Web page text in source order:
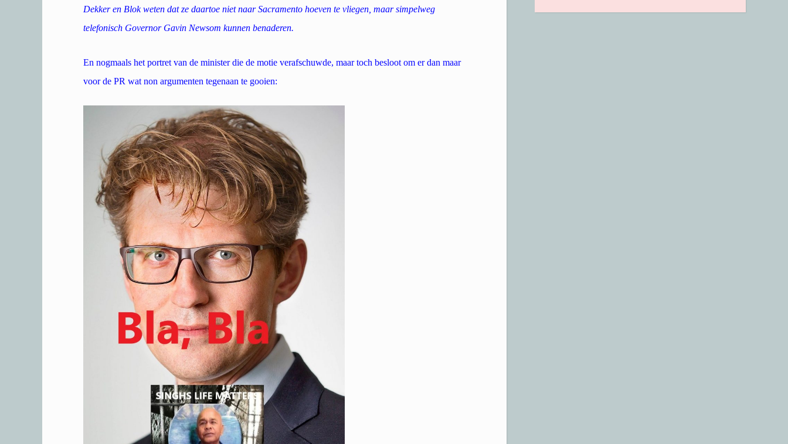
Dekker en Blok weten dat ze daartoe niet naar Sacramento hoeven te vliegen, maar simpelweg
telefonisch Governor Gavin Newsom kunnen benaderen.
En nogmaals het portret van de minister die de motie verafschuwde, maar toch besloot om er dan maar
voor de PR wat non argumenten tegenaan te gooien: